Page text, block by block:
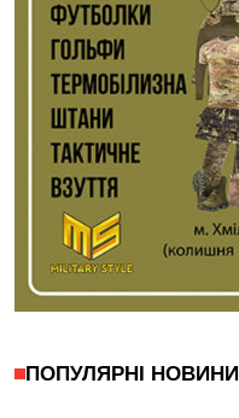
ПОПУЛЯРНІ НОВИНИ